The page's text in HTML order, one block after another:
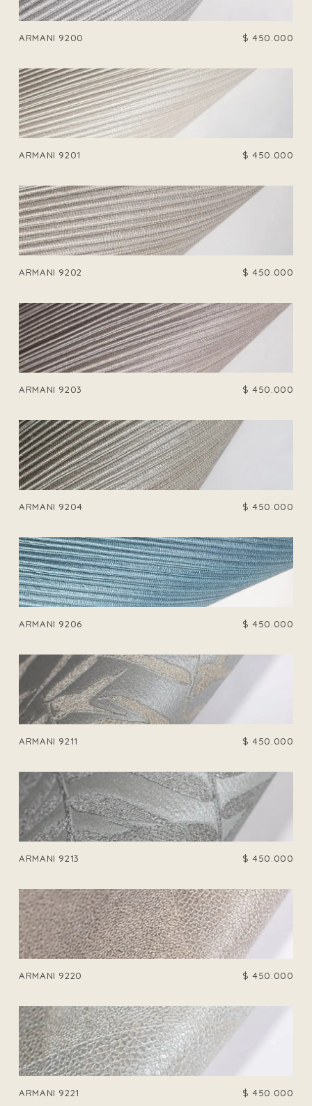
ARMANI 9200 $ 450.000
ARMANI 9201 $ 450.000
ARMANI 9202 $ 450.000
ARMANI 9203 $ 450.000
ARMANI 9204 $ 450.000
ARMANI 9206 $ 450.000
ARMANI 9211 $ 450.000
ARMANI 9213 $ 450.000
ARMANI 9220 $ 450.000
ARMANI 9221 $ 450.000